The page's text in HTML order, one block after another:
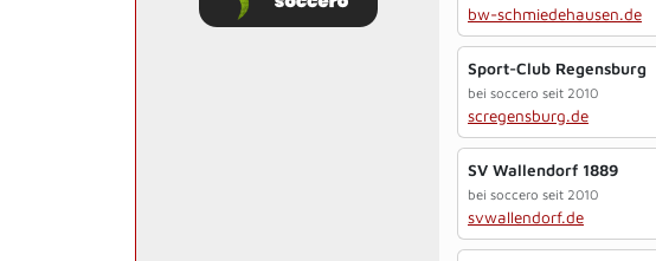
bw-schmiedehausen.de
Sport-Club Regensburg
bei soccero seit 2010
scregensburg.de
SV Wallendorf 1889
bei soccero seit 2010
svwallendorf.de